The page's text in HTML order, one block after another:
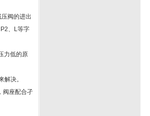
阀的进出
、L等字
力低的原
决。
阀座配合孑